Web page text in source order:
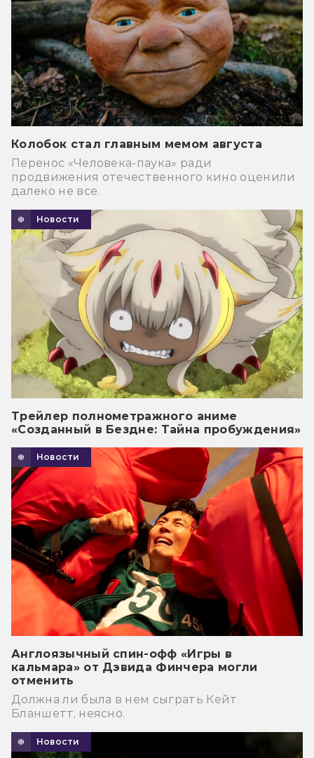
Колобок стал главным мемом августа
Перенос «Человека-паука» ради
продвижения отечественного кино оценили
далеко не все.
Новости
Трейлер полнометражного аниме
«Созданный в Бездне: Тайна пробуждения»
Новости
Англоязычный спин-офф «Игры в
кальмара» от Дэвида Финчера могли
отменить
Должна ли была в нем сыграть Кейт
Бланшетт, неясно.
Новости